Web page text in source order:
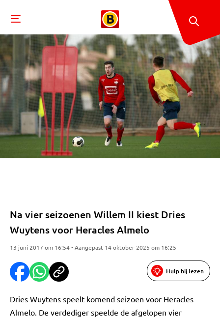
Na vier seizoenen Willem II kiest Dries
Wuytens voor Heracles Almelo
13 juni 2017 om 16:54 • Aangepast 14 oktober 2025 om 16:25
Hulp bij lezen
Dries Wuytens speelt komend seizoen voor Heracles
Almelo. De verdediger speelde de afgelopen vier